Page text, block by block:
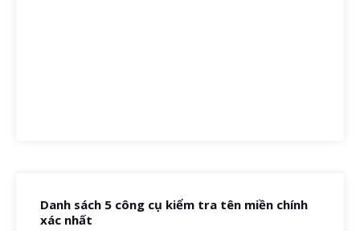
Danh sách 5 công cụ kiểm tra tên miền chính
xác nhất